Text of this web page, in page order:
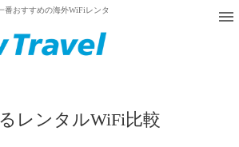
番おすすめの海外WiFiレンタ
レンタルWiFi比較